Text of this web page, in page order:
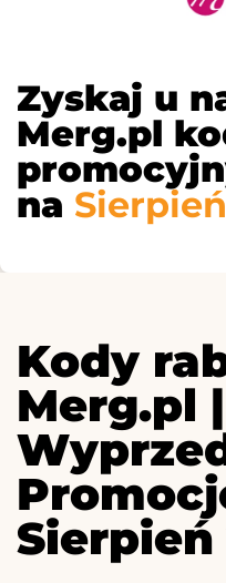
Zyskaj u
Merg.pl
na
Kody
Merg.pl |
Sierpień